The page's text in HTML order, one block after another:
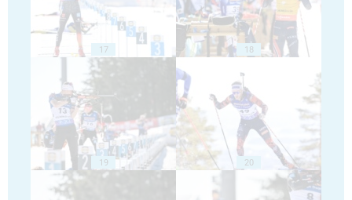
17 18
19 20